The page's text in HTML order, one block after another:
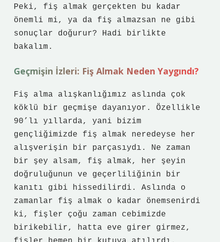
Peki, fiş almak gerçekten bu kadar
önemli mi, ya da fiş almazsan ne gibi
sonuçlar doğurur? Hadi birlikte
bakalım.
Geçmişin İzleri: Fiş Almak Neden Yaygındı?
Fiş alma alışkanlığımız aslında çok
köklü bir geçmişe dayanıyor. Özellikle
90’lı yıllarda, yani bizim
gençliğimizde fiş almak neredeyse her
alışverişin bir parçasıydı. Ne zaman
bir şey alsam, fiş almak, her şeyin
doğruluğunun ve geçerliliğinin bir
kanıtı gibi hissedilirdi. Aslında o
zamanlar fiş almak o kadar önemsenirdi
ki, fişler çoğu zaman cebimizde
birikebilir, hatta eve girer girmez,